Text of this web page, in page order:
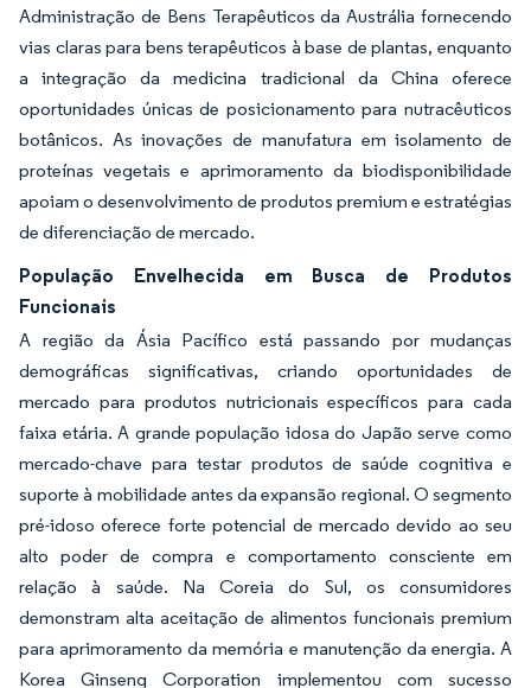
Administração de Bens Terapêuticos da Austrália fornecendo
vias claras para bens terapêuticos à base de plantas, enquanto
a integração da medicina tradicional da China oferece
oportunidades únicas de posicionamento para nutracêuticos
botânicos. As inovações de manufatura em isolamento de
proteínas vegetais e aprimoramento da biodisponibilidade
apoiam o desenvolvimento de produtos premium e estratégias
de diferenciação de mercado.
População Envelhecida em Busca de Produtos
Funcionais
A região da Ásia Pacífico está passando por mudanças
demográficas significativas, criando oportunidades de
mercado para produtos nutricionais específicos para cada
faixa etária. A grande população idosa do Japão serve como
mercado-chave para testar produtos de saúde cognitiva e
suporte à mobilidade antes da expansão regional. O segmento
pré-idoso oferece forte potencial de mercado devido ao seu
alto poder de compra e comportamento consciente em
relação à saúde. Na Coreia do Sul, os consumidores
demonstram alta aceitação de alimentos funcionais premium
para aprimoramento da memória e manutenção da energia. A
Korea Ginseng Corporation implementou com sucesso